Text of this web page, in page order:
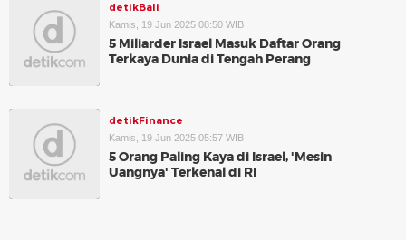
detikBali
Kamis, 19 Jun 2025 08:50 WIB
5 Miliarder Israel Masuk Daftar Orang
Terkaya Dunia di Tengah Perang
detikFinance
Kamis, 19 Jun 2025 05:57 WIB
5 Orang Paling Kaya di Israel, 'Mesin
Uangnya' Terkenal di RI